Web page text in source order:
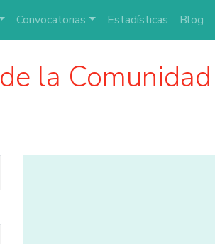
Convocatorias Estadísticas Blog
de la Comunidad